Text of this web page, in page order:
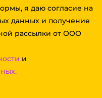
я даю согласие на
данных и получение
рассылки от ООО
и